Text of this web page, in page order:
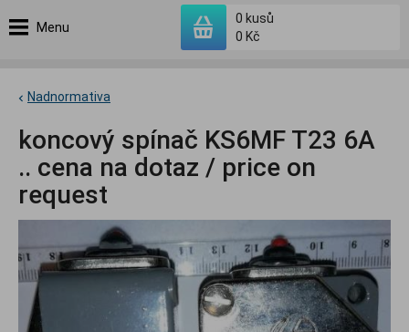
Menu
0 kusů
0 Kč
Nadnormativa
koncový spínač KS6MF T23 6A
.. cena na dotaz / price on
request